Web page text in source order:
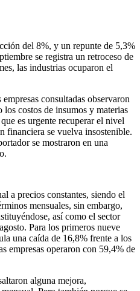
del 8%, y un repunte de 5,3%
se registra un retroceso de
las industrias ocuparon el
consultadas observaron
los costos de insumos y materias
es urgente recuperar el nivel
financiera se vuelva insostenible.
se mostraron en una
a precios constantes, siendo el
mensuales, sin embargo,
así como el sector
Para los primeros nueve
una caída de 16,8% frente a los
empresas operaron con 59,4% de
alguna mejora,